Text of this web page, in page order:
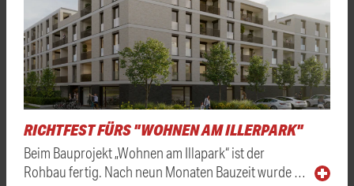
RICHTFEST FÜRS "WOHNEN AM ILLERPARK"
Beim Bauprojekt „Wohnen am Illapark“ ist der
Rohbau fertig. Nach neun Monaten Bauzeit wurde …